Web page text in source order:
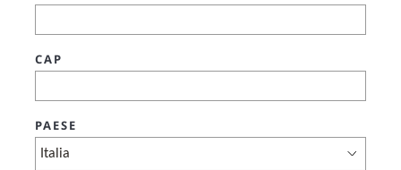
CAP
PAESE